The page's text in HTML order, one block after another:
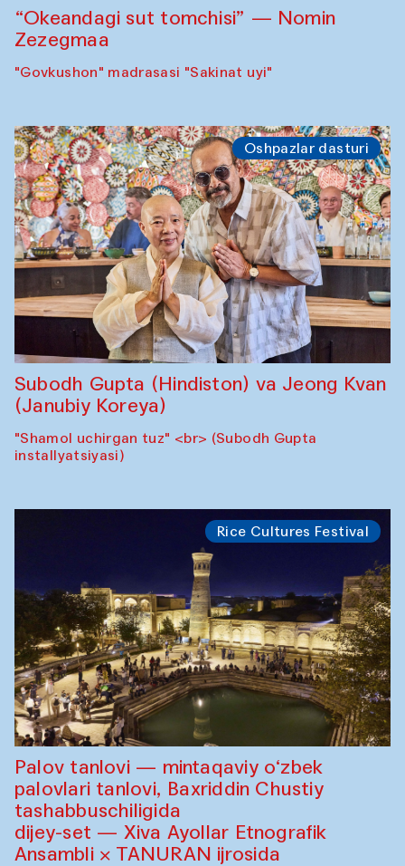
“Okeandagi sut tomchisi” — Nomin
Zezegmaa
"Govkushon" madrasasi "Sakinat uyi"
Oshpazlar dasturi
Subodh Gupta (Hindiston) va Jeong Kvan
(Janubiy Koreya)
"Shamol uchirgan tuz" <br> (Subodh Gupta
installyatsiyasi)
Rice Cultures Festival
Palov tanlovi — mintaqaviy o‘zbek
palovlari tanlovi, Baxriddin Chustiy
tashabbuschiligida
dijey-set — Xiva Ayollar Etnografik
Ansambli × TANURAN ijrosida